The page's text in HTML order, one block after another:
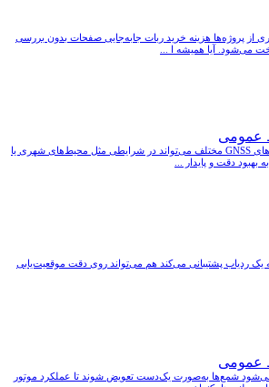
از پروژه‌ها هزینه خرید ربات جابه‌جایی صفحات بدون بررسی
می‌شود. آیا همیشه ا ...
عمومی
بله، پشتیبانی از سیستم‌های GNSS مختلف می‌تواند در شرایطی مثل محیط‌های شهری یا
بهبود دقت و پایدار ...
که یک ردیاب پشتیبانی می‌کند هم می‌تواند روی دقت موقعیت‌یابی
عمومی
می‌شود شمع‌ها به‌صورت یک‌دست تعویض شوند تا عملکرد موتور